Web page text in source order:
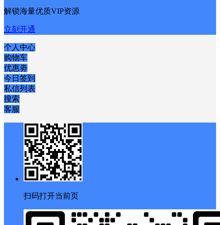
解锁海量优质VIP资源
立刻开通
个人中心
购物车
优惠劵
今日签到
私信列表
搜索
客服
扫码打开当前页